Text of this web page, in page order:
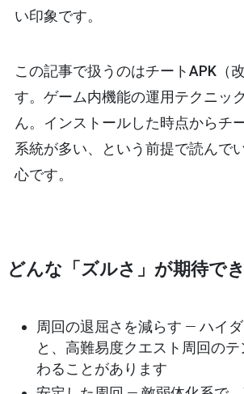
い印象です。
この記事で扱うのはチートAPK（改
す。ゲーム内機能の運用テクニッ
ん。インストールした時点からチ
系統が多い、という前提で読んで
心です。
どんな「ズルさ」が期待で
周回の退屈さを減らす — ハイ
と、高難易度クエスト周回の
わることがあります